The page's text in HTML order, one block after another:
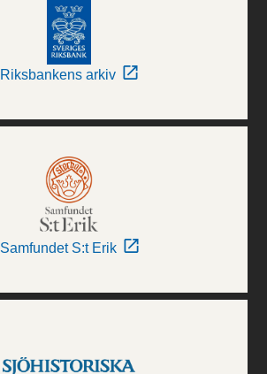
Riksbankens arkiv
Samfundet S:t Erik